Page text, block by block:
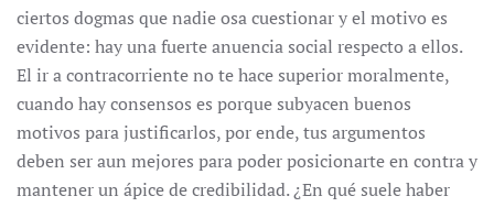
ciertos dogmas que nadie osa cuestionar y el motivo es
evidente: hay una fuerte anuencia social respecto a ellos.
El ir a contracorriente no te hace superior moralmente,
cuando hay consensos es porque subyacen buenos
motivos para justificarlos, por ende, tus argumentos
deben ser aun mejores para poder posicionarte en contra y
mantener un ápice de credibilidad. ¿En qué suele haber